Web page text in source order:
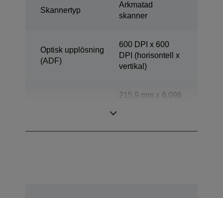
Skannertyp
Arkmatad
skanner
Optisk upplösning
(ADF)
600 DPI x 600
DPI (horisontell x
vertikal)
215,9 mm x 6.096